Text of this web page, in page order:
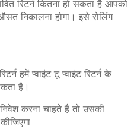
रिटर्न कितना हो सकता है आपको
निकालना होगा। इसे रोलिंग
हमें प्वाइंट टू प्वाइंट रिटर्न के
है।
करना चाहते हैं तो उसकी